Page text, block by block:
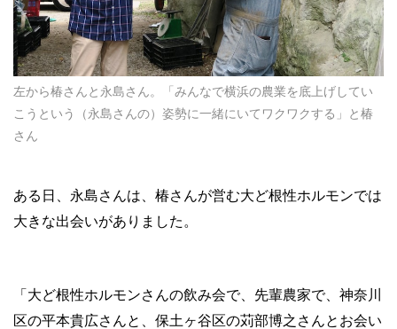
左から椿さんと永島さん。「みんなで横浜の農業を底上げしてい
こうという（永島さんの）姿勢に一緒にいてワクワクする」と椿
さん
ある日、永島さんは、椿さんが営む大ど根性ホルモンでは
大きな出会いがありました。
「大ど根性ホルモンさんの飲み会で、先輩農家で、神奈川
区の平本貴広さんと、保土ヶ谷区の苅部博之さんとお会い